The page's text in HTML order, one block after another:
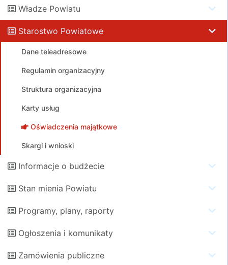
Władze Powiatu
Starostwo Powiatowe
Dane teleadresowe
Regulamin organizacyjny
Struktura organizacyjna
Karty usług
Oświadczenia majątkowe
Skargi i wnioski
Informacje o budżecie
Stan mienia Powiatu
Programy, plany, raporty
Ogłoszenia i komunikaty
Zamówienia publiczne